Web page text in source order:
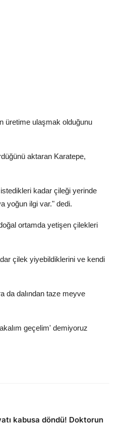
üretime ulaşmak olduğunu
aktaran Karatepe,
kadar çileği yerinde
yoğun ilgi var." dedi.
ortamda yetişen çilekleri
çilek yiyebildiklerini ve kendi
da dalından taze meyve
geçelim' demiyoruz
kabusa döndü! Doktorun